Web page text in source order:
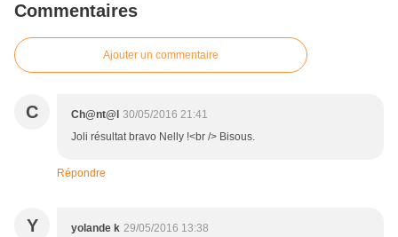
Commentaires
Ajouter un commentaire
C Ch@nt@l 30/05/2016 21:41
Joli résultat bravo Nelly !<br /> Bisous.
Répondre
Y yolande k 29/05/2016 13:38